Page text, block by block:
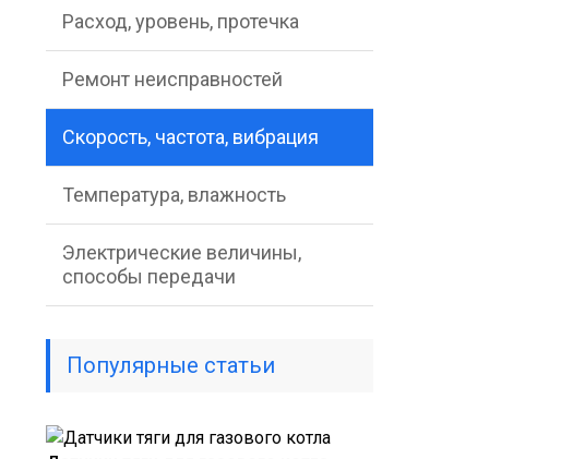
Расход, уровень, протечка
Ремонт неисправностей
Скорость, частота, вибрация
Температура, влажность
Электрические величины,
способы передачи
Популярные статьи